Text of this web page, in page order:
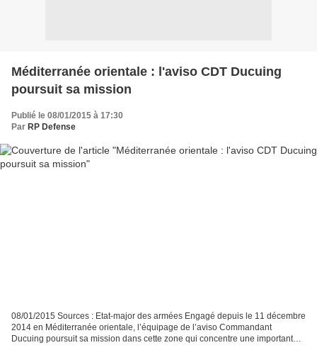
Méditerranée orientale : l'aviso CDT Ducuing
poursuit sa mission
Publié le 08/01/2015 à 17:30
Par RP Defense
08/01/2015 Sources : Etat-major des armées Engagé depuis le 11 décembre
2014 en Méditerranée orientale, l’équipage de l’aviso Commandant
Ducuing poursuit sa mission dans cette zone qui concentre une importante